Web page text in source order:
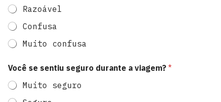
Razoável
Confusa
Muito confusa
Você se sentiu seguro durante a viagem? *
Muito seguro